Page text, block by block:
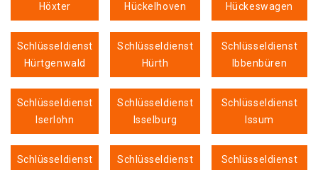
Höxter
Hückelhoven
Hückeswagen
Schlüsseldienst
Hürtgenwald
Schlüsseldienst
Hürth
Schlüsseldienst
Ibbenbüren
Schlüsseldienst
Iserlohn
Schlüsseldienst
Isselburg
Schlüsseldienst
Issum
Schlüsseldienst
Schlüsseldienst
Schlüsseldienst